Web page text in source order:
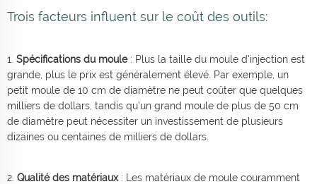
Trois facteurs influent sur le coût des outils:
1. Spécifications du moule : Plus la taille du moule d'injection est
grande, plus le prix est généralement élevé. Par exemple, un
petit moule de 10 cm de diamètre ne peut coûter que quelques
milliers de dollars, tandis qu’un grand moule de plus de 50 cm
de diamètre peut nécessiter un investissement de plusieurs
dizaines ou centaines de milliers de dollars.
2. Qualité des matériaux : Les matériaux de moule couramment